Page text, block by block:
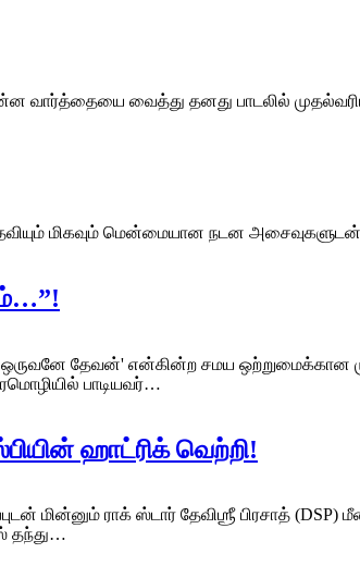
வைத்து தனது பாடலில்
மிகவும் மென்மையான நடன அசைவுகளுடன்
ஒருவனே தேவன்' என்கின்ற சமய
பாடியவர்…
ஹாட்ரிக் வெற்றி!
மின்னும் ராக் ஸ்டார் தேவிஶ்ரீ பிரசாத்
தந்து…